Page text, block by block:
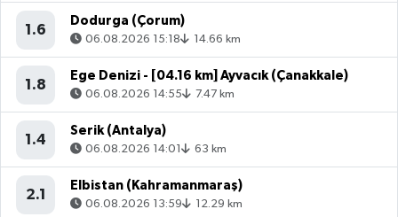
1.6
Dodurga (Çorum)
06.08.2026 15:18 14.66 km
1.8
Ege Denizi - [04.16 km] Ayvacık (Çanakkale)
06.08.2026 14:55 7.47 km
1.4
Serik (Antalya)
06.08.2026 14:01 63 km
2.1
Elbistan (Kahramanmaraş)
06.08.2026 13:59 12.29 km